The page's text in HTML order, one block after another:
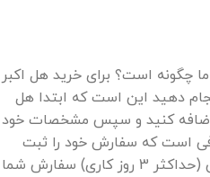
چگونه است؟ برای خرید هل اکبر
دهید این است که ابتدا هل
اضافه کنید و سپس مشخصات خود
است که سفارش خود را ثبت
کنید تا ما در کمترین زمان ممکن (حداکثر 3 روز کاری) سفارش شما